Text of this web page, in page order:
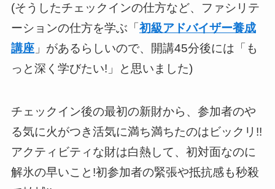
(そうしたチェックインの仕方など、ファシリテ
ーションの仕方を学ぶ「初級アドバイザー養成
講座」があるらしいので、開講45分後には「も
っと深く学びたい!」と思いました)
チェックイン後の最初の新財から、参加者のや
る気に火がつき活気に満ち満ちたのはビックリ!!
アクティビティな財は白熱して、初対面なのに
解氷の早いこと!初参加者の緊張や抵抗感も秒殺